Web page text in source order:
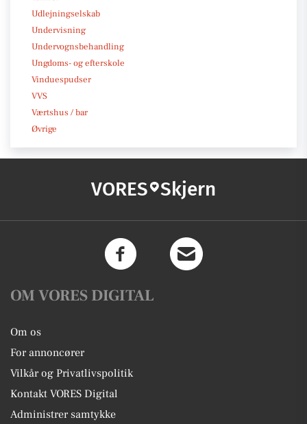
Udlejningselskab
Undervisning
Undervognsbehandling
Ungdoms- og efterskole
Vinduespudser
VVS
Værtshus / bar
Øvrige
VORES Skjern
OM VORES DIGITAL
Om os
For annoncører
Vilkår og Privatlivspolitik
Kontakt VORES Digital
Administrer samtykke